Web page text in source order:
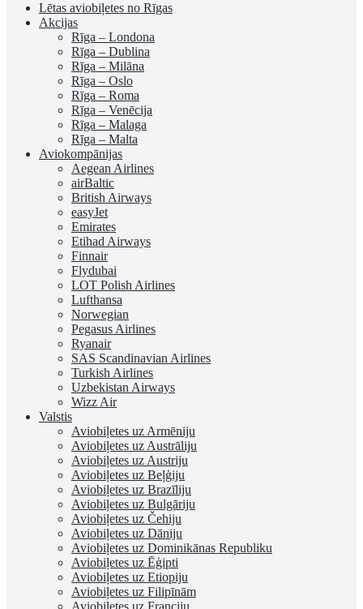
Lētas aviobiļetes no Rīgas
Akcijas
Rīga – Londona
Rīga – Dublina
Rīga – Milāna
Rīga – Oslo
Rīga – Roma
Rīga – Venēcija
Rīga – Malaga
Rīga – Malta
Aviokompānijas
Aegean Airlines
airBaltic
British Airways
easyJet
Emirates
Etihad Airways
Finnair
Flydubai
LOT Polish Airlines
Lufthansa
Norwegian
Pegasus Airlines
Ryanair
SAS Scandinavian Airlines
Turkish Airlines
Uzbekistan Airways
Wizz Air
Valstis
Aviobiļetes uz Armēniju
Aviobiļetes uz Austrāliju
Aviobiļetes uz Austriju
Aviobiļetes uz Beļģiju
Aviobiļetes uz Brazīliju
Aviobiļetes uz Bulgāriju
Aviobiļetes uz Čehiju
Aviobiļetes uz Dāniju
Aviobiļetes uz Dominikānas Republiku
Aviobiļetes uz Ēģipti
Aviobiļetes uz Etiopiju
Aviobiļetes uz Filipīnām
Aviobiļetes uz Franciju